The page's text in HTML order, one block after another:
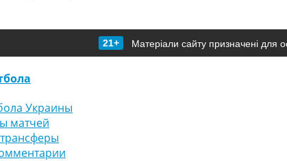
21+ Матеріали сайту призначені для
Украины
матчей